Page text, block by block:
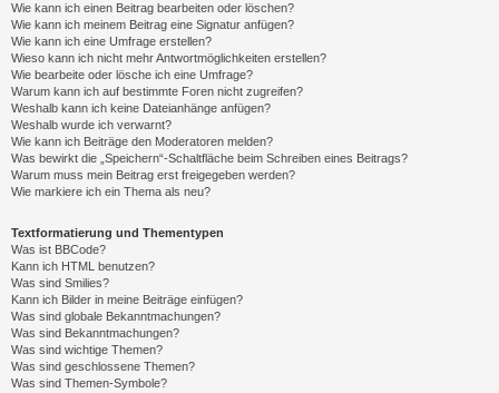
Wie kann ich einen Beitrag bearbeiten oder löschen?
Wie kann ich meinem Beitrag eine Signatur anfügen?
Wie kann ich eine Umfrage erstellen?
Wieso kann ich nicht mehr Antwortmöglichkeiten erstellen?
Wie bearbeite oder lösche ich eine Umfrage?
Warum kann ich auf bestimmte Foren nicht zugreifen?
Weshalb kann ich keine Dateianhänge anfügen?
Weshalb wurde ich verwarnt?
Wie kann ich Beiträge den Moderatoren melden?
Was bewirkt die „Speichern“-Schaltfläche beim Schreiben eines Beitrags?
Warum muss mein Beitrag erst freigegeben werden?
Wie markiere ich ein Thema als neu?
Textformatierung und Thementypen
Was ist BBCode?
Kann ich HTML benutzen?
Was sind Smilies?
Kann ich Bilder in meine Beiträge einfügen?
Was sind globale Bekanntmachungen?
Was sind Bekanntmachungen?
Was sind wichtige Themen?
Was sind geschlossene Themen?
Was sind Themen-Symbole?